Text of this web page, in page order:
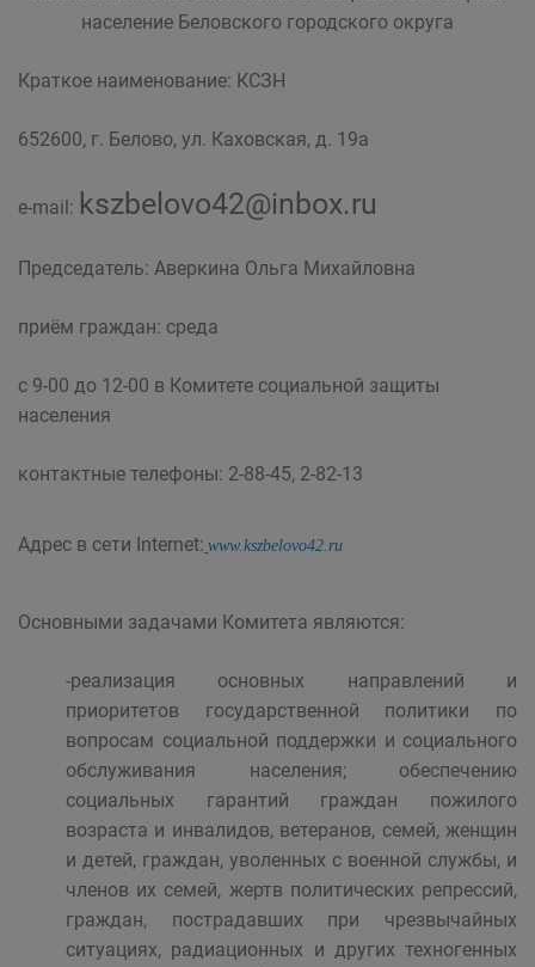
население Беловского городского округа
Краткое наименование: КСЗН
652600, г. Белово, ул. Каховская, д. 19а
e-mail: kszbelovo42@inbox.ru
Председатель: Аверкина Ольга Михайловна
приём граждан: среда
с 9-00 до 12-00 в Комитете социальной защиты
населения
контактные телефоны: 2-88-45, 2-82-13
Адрес в сети Internet: www.kszbelovo42.ru
Основными задачами Комитета являются:
-реализация основных направлений и
приоритетов государственной политики по
вопросам социальной поддержки и социального
обслуживания населения; обеспечению
социальных гарантий граждан пожилого
возраста и инвалидов, ветеранов, семей, женщин
и детей, граждан, уволенных с военной службы, и
членов их семей, жертв политических репрессий,
граждан, пострадавших при чрезвычайных
ситуациях, радиационных и других техногенных